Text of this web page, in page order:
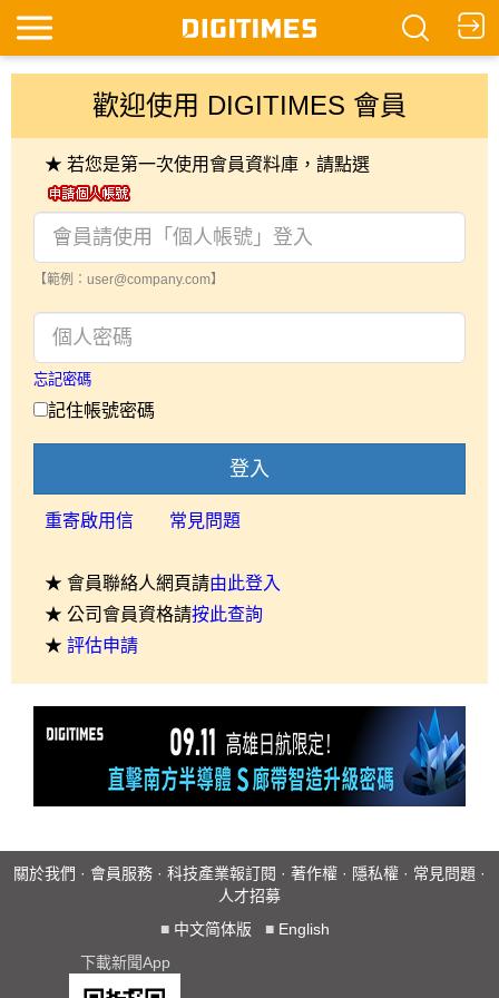
歡迎使用 DIGITIMES 會員
★ 若您是第一次使用會員資料庫，請點選
【範例：user@company.com】
忘記密碼
記住帳號密碼
登入
重寄啟用信 常見問題
★ 會員聯絡人網頁請由此登入
★ 公司會員資格請按此查詢
★ 評估申請
關於我們 · 會員服務 · 科技產業報訂閱 · 著作權 · 隱私權 · 常見問題 ·
人才招募
■ 中文简体版 ■ English
下載新聞App